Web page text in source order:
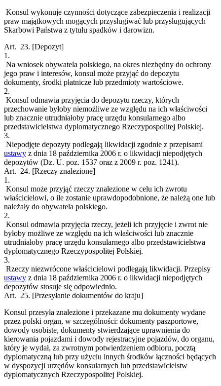
Konsul wykonuje czynności dotyczące zabezpieczenia i realizacji
praw majątkowych mogących przysługiwać lub przysługujących
Skarbowi Państwa z tytułu spadków i darowizn.
Art. 23. [Depozyt]
1.
Na wniosek obywatela polskiego, na okres niezbędny do ochrony
jego praw i interesów, konsul może przyjąć do depozytu
dokumenty, środki płatnicze lub przedmioty wartościowe.
2.
Konsul odmawia przyjęcia do depozytu rzeczy, których
przechowanie byłoby niemożliwe ze względu na ich właściwości
lub znacznie utrudniałoby pracę urzędu konsularnego albo
przedstawicielstwa dyplomatycznego Rzeczypospolitej Polskiej.
3.
Niepodjęte depozyty podlegają likwidacji zgodnie z przepisami
ustawy z dnia 18 października 2006 r. o likwidacji niepodjętych
depozytów (Dz. U. poz. 1537 oraz z 2009 r. poz. 1241).
Art. 24. [Rzeczy znalezione]
1.
Konsul może przyjąć rzeczy znalezione w celu ich zwrotu
właścicielowi, o ile zostanie uprawdopodobnione, że należą one lub
należały do obywatela polskiego.
2.
Konsul odmawia przyjęcia rzeczy, jeżeli ich przyjęcie i zwrot nie
byłoby możliwe ze względu na ich właściwości lub znacznie
utrudniałoby pracę urzędu konsularnego albo przedstawicielstwa
dyplomatycznego Rzeczypospolitej Polskiej.
3.
Rzeczy niezwrócone właścicielowi podlegają likwidacji. Przepisy
ustawy z dnia 18 października 2006 r. o likwidacji niepodjętych
depozytów stosuje się odpowiednio.
Art. 25. [Przesyłanie dokumentów do kraju]
Konsul przesyła znalezione i przekazane mu dokumenty wydane
przez polski organ, w szczególności: dokumenty paszportowe,
dowody osobiste, dokumenty stwierdzające uprawnienia do
kierowania pojazdami i dowody rejestracyjne pojazdów, do organu,
który je wydał, za zwrotnym potwierdzeniem odbioru, pocztą
dyplomatyczną lub przy użyciu innych środków łączności będących
w dyspozycji urzędów konsularnych lub przedstawicielstw
dyplomatycznych Rzeczypospolitej Polskiej.